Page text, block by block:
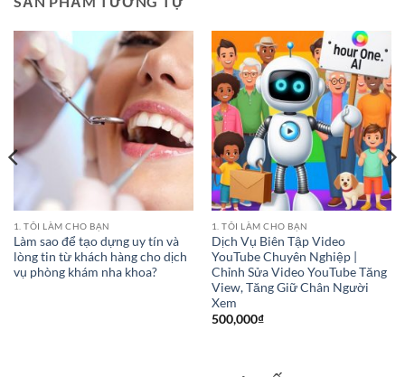
1. TÔI LÀM CHO BẠN
Làm sao để tạo dựng uy tín và
lòng tin từ khách hàng cho dịch
vụ phòng khám nha khoa?
1. TÔI LÀM CHO BẠN
Dịch Vụ Biên Tập Video
YouTube Chuyên Nghiệp |
Chỉnh Sửa Video YouTube Tăng
View, Tăng Giữ Chân Người
Xem
500,000₫